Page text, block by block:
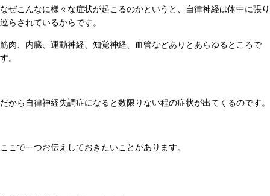
なぜこんなに様々な症状が起こるのかというと、自律神経は体中に張り
巡らされているからです。
筋肉、内臓、運動神経、知覚神経、血管などありとあらゆるところで
す。
だから自律神経失調症になると数限りない程の症状が出てくるのです。
ここで一つお伝えしておきたいことがあります。